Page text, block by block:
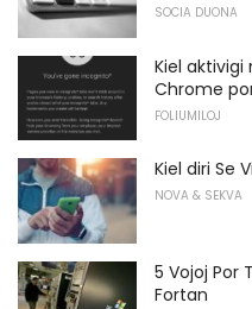
SOCIA DUONA
Kiel
Chrome
FOLIUMILOJ
Kiel diri Se
NOVA & SEKVA
5 Vojoj Por
Fortan